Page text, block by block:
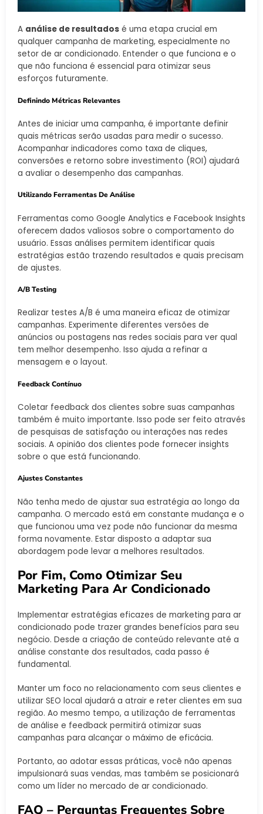
A análise de resultados é uma etapa crucial em
qualquer campanha de marketing, especialmente no
setor de ar condicionado. Entender o que funciona e o
que não funciona é essencial para otimizar seus
esforços futuramente.
Definindo Métricas Relevantes
Antes de iniciar uma campanha, é importante definir
quais métricas serão usadas para medir o sucesso.
Acompanhar indicadores como taxa de cliques,
conversões e retorno sobre investimento (ROI) ajudará
a avaliar o desempenho das campanhas.
Utilizando Ferramentas De Análise
Ferramentas como Google Analytics e Facebook Insights
oferecem dados valiosos sobre o comportamento do
usuário. Essas análises permitem identificar quais
estratégias estão trazendo resultados e quais precisam
de ajustes.
A/B Testing
Realizar testes A/B é uma maneira eficaz de otimizar
campanhas. Experimente diferentes versões de
anúncios ou postagens nas redes sociais para ver qual
tem melhor desempenho. Isso ajuda a refinar a
mensagem e o layout.
Feedback Contínuo
Coletar feedback dos clientes sobre suas campanhas
também é muito importante. Isso pode ser feito através
de pesquisas de satisfação ou interações nas redes
sociais. A opinião dos clientes pode fornecer insights
sobre o que está funcionando.
Ajustes Constantes
Não tenha medo de ajustar sua estratégia ao longo da
campanha. O mercado está em constante mudança e o
que funcionou uma vez pode não funcionar da mesma
forma novamente. Estar disposto a adaptar sua
abordagem pode levar a melhores resultados.
Por Fim, Como Otimizar Seu
Marketing Para Ar Condicionado
Implementar estratégias eficazes de marketing para ar
condicionado pode trazer grandes benefícios para seu
negócio. Desde a criação de conteúdo relevante até a
análise constante dos resultados, cada passo é
fundamental.
Manter um foco no relacionamento com seus clientes e
utilizar SEO local ajudará a atrair e reter clientes em sua
região. Ao mesmo tempo, a utilização de ferramentas
de análise e feedback permitirá otimizar suas
campanhas para alcançar o máximo de eficácia.
Portanto, ao adotar essas práticas, você não apenas
impulsionará suas vendas, mas também se posicionará
como um líder no mercado de ar condicionado.
FAQ – Perguntas Frequentes Sobre